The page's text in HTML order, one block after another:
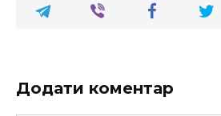
Додати коментар